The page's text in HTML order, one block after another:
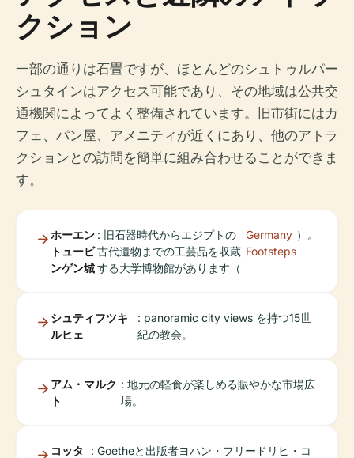
クション
一部の通りは石畳ですが、ほとんどのシュトゥルパー
シュタインはアクセス可能であり、その地域は公共交
通機関によってよく整備されています。旧市街にはカ
フェ、パン屋、アメニティが近くにあり、他のアトラ
クションとの訪問を簡単に組み合わせることができま
す。
ホーエン
トュービ
ンゲン城
: 旧石器時代からエジプトの
古代遺物までの工芸品を収蔵
する大学博物館があります（
Germany
Footsteps
）。
シュティフツキ
ルヒェ
: panoramic city views を持つ15世
紀の教会。
アム・マルク
ト
: 地元の軽食が楽しめる賑やかな市場広
場。
コッタ : Goetheと出版者ヨハン・フリードリヒ・コ